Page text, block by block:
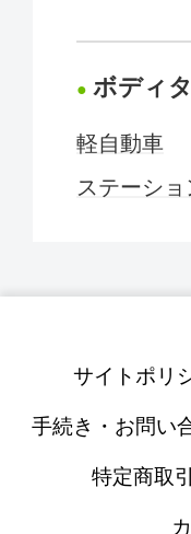
ボディ
軽自動車
ステーシ
サイトポリ
手続き・お問い
特定商取